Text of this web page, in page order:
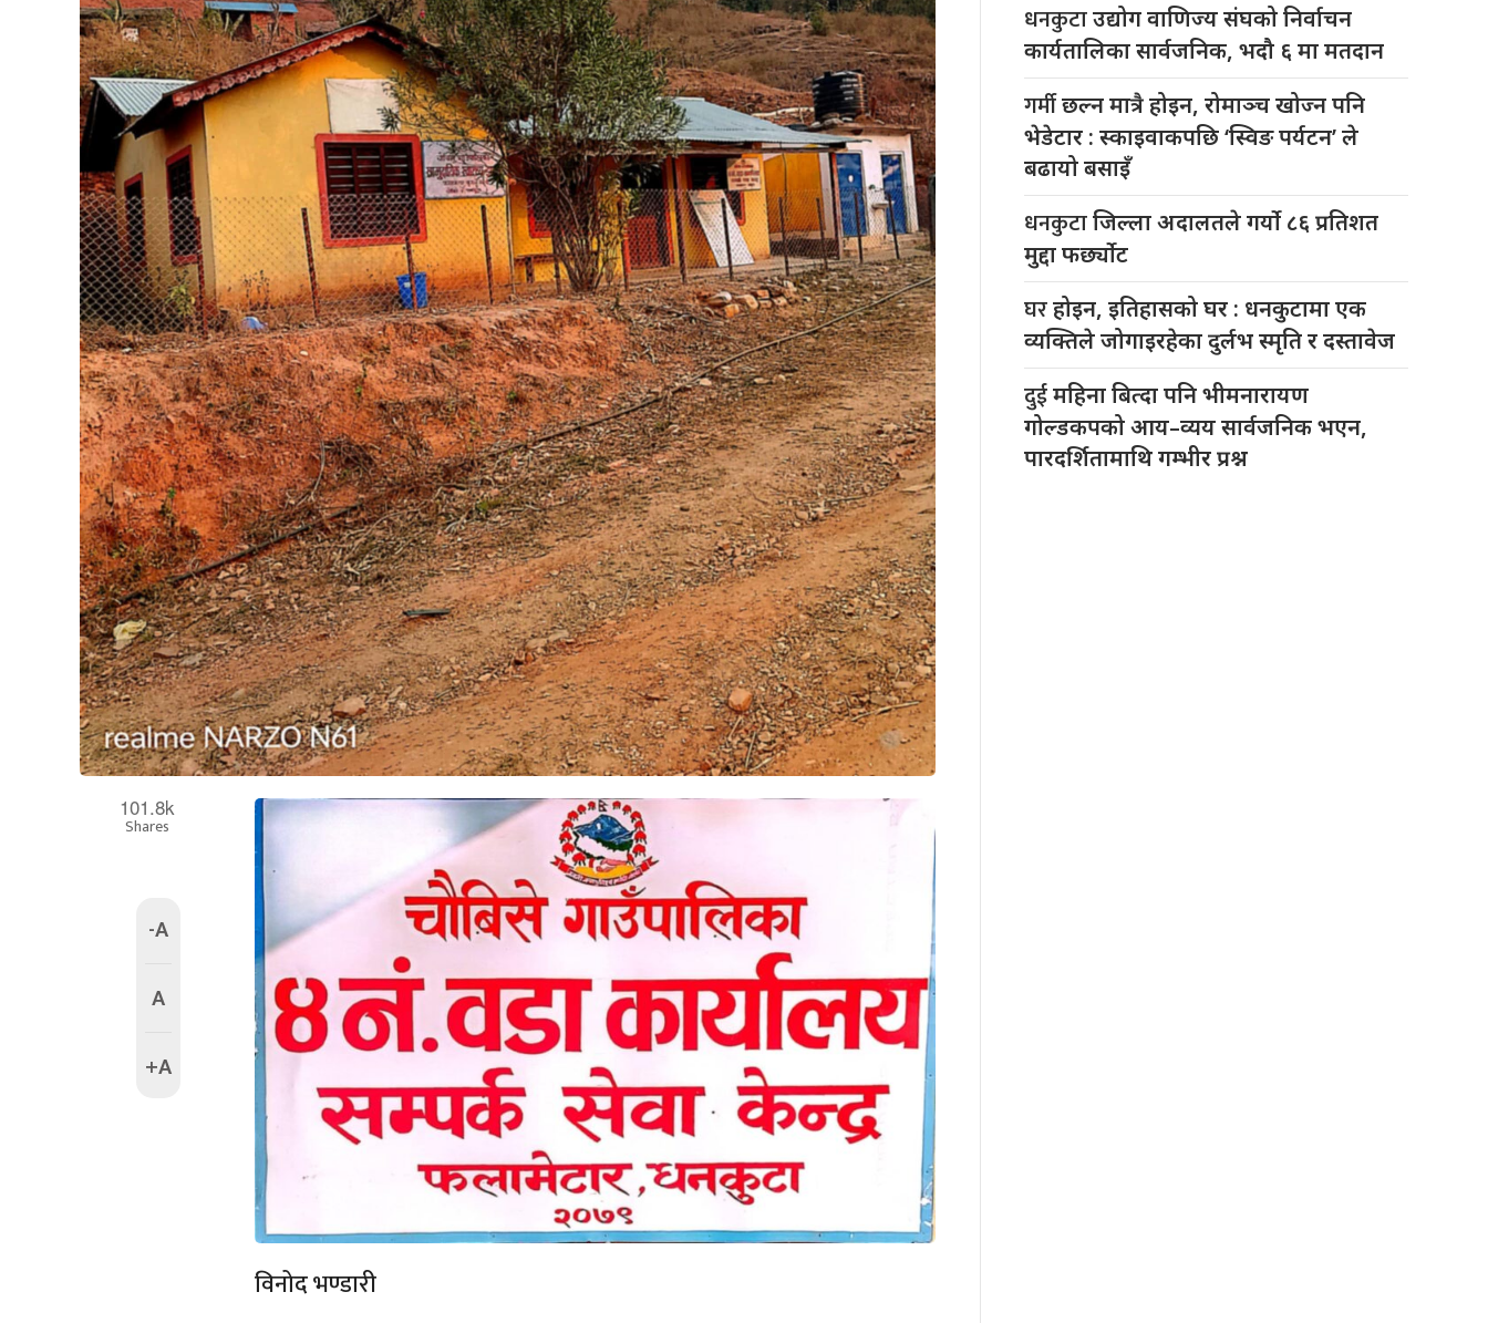
101.8k
Shares
-A
A
+A
विनोद भण्डारी
धनकुटाउद्योग वाणिज्य संघको निर्वाचन
कार्यतालिका सार्वजनिक, भदौ ६ मा मतदान
गर्मीछल्न मात्रै होइन, रोमाञ्च खोज्न पनि
भेडेटार : स्काइवाकपछि ‘स्विङ पर्यटन’ ले
बढायो बसाइँ
धनकुटाजिल्ला अदालतले गर्यो ८६ प्रतिशत
मुद्दा फर्छ्योट
घरहोइन, इतिहासको घर : धनकुटामा एक
व्यक्तिले जोगाइरहेका दुर्लभ स्मृति र दस्तावेज
दुईमहिना बित्दा पनि भीमनारायण
गोल्डकपको आय–व्यय सार्वजनिक भएन,
पारदर्शितामाथि गम्भीर प्रश्न